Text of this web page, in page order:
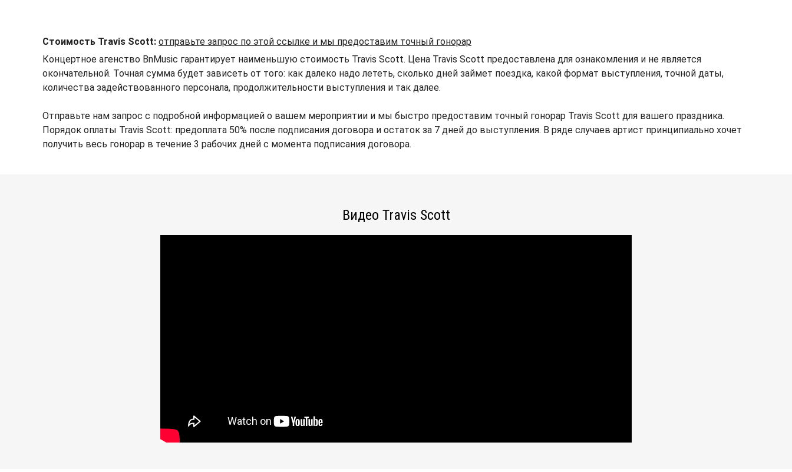
Стоимость Travis Scott: отправьте запрос по этой ссылке и мы предоставим точный гонорар
Концертное агенство BnMusic гарантирует наименьшую стоимость Travis Scott. Цена Travis Scott предоставлена для ознакомления и не является
окончательной. Точная сумма будет зависеть от того: как далеко надо лететь, сколько дней займет поездка, какой формат выступления, точной даты,
количества задействованного персонала, продолжительности выступления и так далее.
Отправьте нам запрос с подробной информацией о вашем мероприятии и мы быстро предоставим точный гонорар Travis Scott для вашего праздника.
Порядок оплаты Travis Scott: предоплата 50% после подписания договора и остаток за 7 дней до выступления. В ряде случаев артист принципиально хочет
получить весь гонорар в течение 3 рабочих дней с момента подписания договора.
Видео Travis Scott